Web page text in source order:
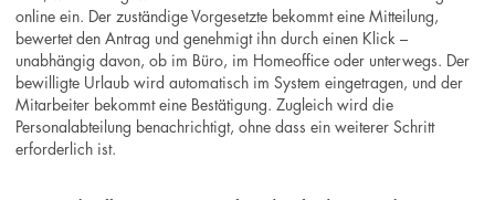
online ein. Der zuständige Vorgesetzte bekommt eine Mitteilung,
bewertet den Antrag und genehmigt ihn durch einen Klick –
unabhängig davon, ob im Büro, im Homeoffice oder unterwegs. Der
bewilligte Urlaub wird automatisch im System eingetragen, und der
Mitarbeiter bekommt eine Bestätigung. Zugleich wird die
Personalabteilung benachrichtigt, ohne dass ein weiterer Schritt
erforderlich ist.